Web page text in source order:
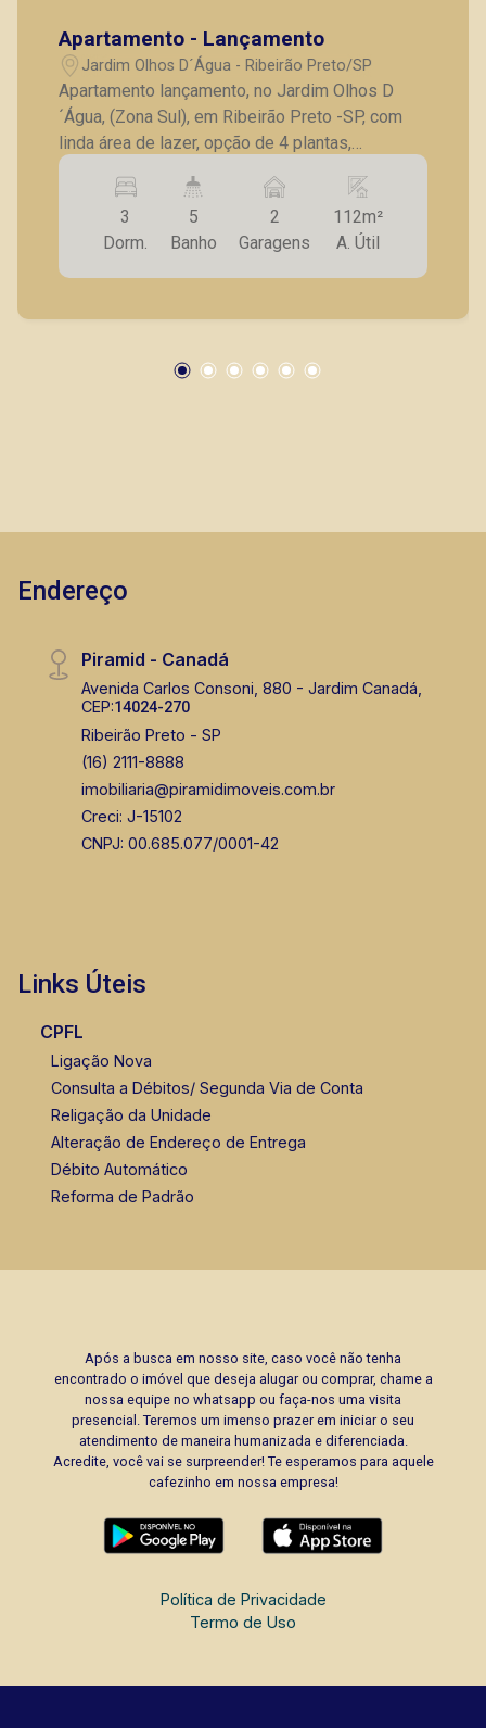
CORRETOR DE PLANTÃO
Thamiris Leandra Benevides
CORRETOR DE PLANTÃO
Fabiana Gonçalves
CORRETOR DE PLANTÃO
Murilo Bazilio
Apartamento - Lançamento
Jardim Olhos D´Água - Ribeirão Preto/SP
Apartamento lançamento, no Jardim Olhos D
´Água, (Zona Sul), em Ribeirão Preto -SP, com
linda área de lazer, opção de 4 plantas,
contendo: - 3 suítes; - Sala 2 ambientes; -
Lavabo; - Cozinha; - Lavanderia; - Varanda
gourmet; - Laje técnica; - 2 vagas de garagem. -
Fotos do decorado. * Entrega prevista para
Fevereiro de 2024. * Consultar valores
3
Dorm.
5
Banho
2
Garagens
112m²
A. Útil
Endereço
Piramid - Canadá
Avenida Carlos Consoni, 880 - Jardim Canadá,
CEP:14024-270
Ribeirão Preto - SP
(16) 2111-8888
imobiliaria@piramidimoveis.com.br
Creci: J-15102
CNPJ: 00.685.077/0001-42
Links Úteis
CPFL
Ligação Nova
Consulta a Débitos/ Segunda Via de Conta
Religação da Unidade
Alteração de Endereço de Entrega
Débito Automático
Reforma de Padrão
Após a busca em nosso site, caso você não tenha
encontrado o imóvel que deseja alugar ou comprar, chame a
nossa equipe no whatsapp ou faça-nos uma visita
presencial. Teremos um imenso prazer em iniciar o seu
atendimento de maneira humanizada e diferenciada.
Acredite, você vai se surpreender! Te esperamos para aquele
cafezinho em nossa empresa!
Política de Privacidade
Termo de Uso